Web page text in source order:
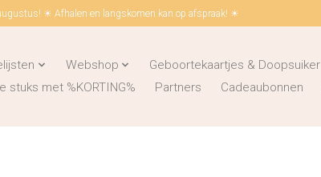
☀ Afhalen en langskomen kan op afspraak! ☀
Webshop Geboortekaartjes & Doopsuiker
stuks met %KORTING%
Partners Cadeaubonnen